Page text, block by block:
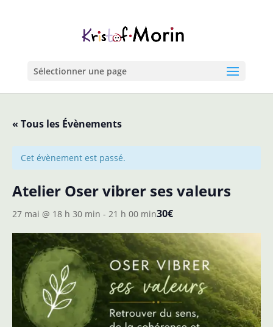
Sélectionner une page
« Tous les Évènements
Cet évènement est passé.
Atelier Oser vibrer ses valeurs
27 mai @ 18 h 30 min - 21 h 00 min30€